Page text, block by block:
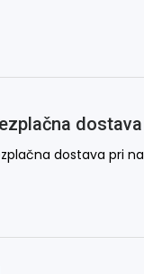
dostava
dostava pri